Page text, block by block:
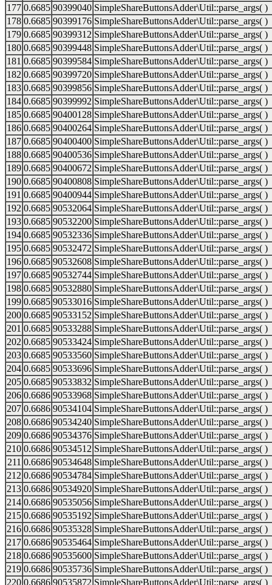
177 0.6685 90399040 SimpleShareButtonsAdder\Util::parse_args( )
178 0.6685 90399176 SimpleShareButtonsAdder\Util::parse_args( )
179 0.6685 90399312 SimpleShareButtonsAdder\Util::parse_args( )
180 0.6685 90399448 SimpleShareButtonsAdder\Util::parse_args( )
181 0.6685 90399584 SimpleShareButtonsAdder\Util::parse_args( )
182 0.6685 90399720 SimpleShareButtonsAdder\Util::parse_args( )
183 0.6685 90399856 SimpleShareButtonsAdder\Util::parse_args( )
184 0.6685 90399992 SimpleShareButtonsAdder\Util::parse_args( )
185 0.6685 90400128 SimpleShareButtonsAdder\Util::parse_args( )
186 0.6685 90400264 SimpleShareButtonsAdder\Util::parse_args( )
187 0.6685 90400400 SimpleShareButtonsAdder\Util::parse_args( )
188 0.6685 90400536 SimpleShareButtonsAdder\Util::parse_args( )
189 0.6685 90400672 SimpleShareButtonsAdder\Util::parse_args( )
190 0.6685 90400808 SimpleShareButtonsAdder\Util::parse_args( )
191 0.6685 90400944 SimpleShareButtonsAdder\Util::parse_args( )
192 0.6685 90532064 SimpleShareButtonsAdder\Util::parse_args( )
193 0.6685 90532200 SimpleShareButtonsAdder\Util::parse_args( )
194 0.6685 90532336 SimpleShareButtonsAdder\Util::parse_args( )
195 0.6685 90532472 SimpleShareButtonsAdder\Util::parse_args( )
196 0.6685 90532608 SimpleShareButtonsAdder\Util::parse_args( )
197 0.6685 90532744 SimpleShareButtonsAdder\Util::parse_args( )
198 0.6685 90532880 SimpleShareButtonsAdder\Util::parse_args( )
199 0.6685 90533016 SimpleShareButtonsAdder\Util::parse_args( )
200 0.6685 90533152 SimpleShareButtonsAdder\Util::parse_args( )
201 0.6685 90533288 SimpleShareButtonsAdder\Util::parse_args( )
202 0.6685 90533424 SimpleShareButtonsAdder\Util::parse_args( )
203 0.6685 90533560 SimpleShareButtonsAdder\Util::parse_args( )
204 0.6685 90533696 SimpleShareButtonsAdder\Util::parse_args( )
205 0.6685 90533832 SimpleShareButtonsAdder\Util::parse_args( )
206 0.6686 90533968 SimpleShareButtonsAdder\Util::parse_args( )
207 0.6686 90534104 SimpleShareButtonsAdder\Util::parse_args( )
208 0.6686 90534240 SimpleShareButtonsAdder\Util::parse_args( )
209 0.6686 90534376 SimpleShareButtonsAdder\Util::parse_args( )
210 0.6686 90534512 SimpleShareButtonsAdder\Util::parse_args( )
211 0.6686 90534648 SimpleShareButtonsAdder\Util::parse_args( )
212 0.6686 90534784 SimpleShareButtonsAdder\Util::parse_args( )
213 0.6686 90534920 SimpleShareButtonsAdder\Util::parse_args( )
214 0.6686 90535056 SimpleShareButtonsAdder\Util::parse_args( )
215 0.6686 90535192 SimpleShareButtonsAdder\Util::parse_args( )
216 0.6686 90535328 SimpleShareButtonsAdder\Util::parse_args( )
217 0.6686 90535464 SimpleShareButtonsAdder\Util::parse_args( )
218 0.6686 90535600 SimpleShareButtonsAdder\Util::parse_args( )
219 0.6686 90535736 SimpleShareButtonsAdder\Util::parse_args( )
220 0.6686 90535872 SimpleShareButtonsAdder\Util::parse_args( )